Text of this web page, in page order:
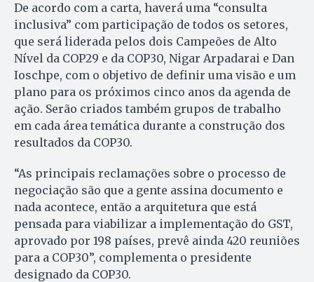
De acordo com a carta, haverá uma “consulta
inclusiva” com participação de todos os setores,
que será liderada pelos dois Campeões de Alto
Nível da COP29 e da COP30, Nigar Arpadarai e Dan
Ioschpe, com o objetivo de definir uma visão e um
plano para os próximos cinco anos da agenda de
ação. Serão criados também grupos de trabalho
em cada área temática durante a construção dos
resultados da COP30.
“As principais reclamações sobre o processo de
negociação são que a gente assina documento e
nada acontece, então a arquitetura que está
pensada para viabilizar a implementação do GST,
aprovado por 198 países, prevê ainda 420 reuniões
para a COP30”, complementa o presidente
designado da COP30.